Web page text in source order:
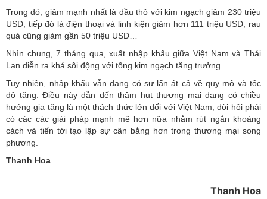
Trong đó, giảm mạnh nhất là dầu thô với kim ngạch giảm 230 triệu
USD; tiếp đó là điện thoại và linh kiện giảm hơn 111 triệu USD; rau
quả cũng giảm gần 50 triệu USD…
Nhìn chung, 7 tháng qua, xuất nhập khẩu giữa Việt Nam và Thái
Lan diễn ra khá sôi động với tổng kim ngạch tăng trưởng.
Tuy nhiên, nhập khẩu vẫn đang có sự lấn át cả về quy mô và tốc
độ tăng. Điều này dẫn đến thâm hụt thương mại đang có chiều
hướng gia tăng là một thách thức lớn đối với Việt Nam, đòi hỏi phải
có các các giải pháp mạnh mẽ hơn nữa nhằm rút ngắn khoảng
cách và tiến tới tạo lập sự cân bằng hơn trong thương mại song
phương.
Thanh Hoa
Thanh Hoa